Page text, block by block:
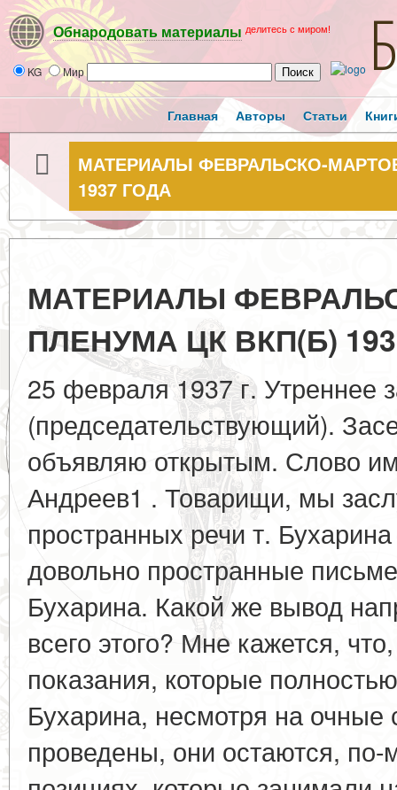
Обнародовать материалы делитесь с миром!
KG Мир
Главная Авторы Статьи
МАТЕРИАЛЫ ФЕВРАЛЬСКО-
1937 ГОДА
МАТЕРИАЛЫ
ПЛЕНУМА ЦК ВКП(Б)
25 февраля 1937 г. Утреннее
(председательствующий).
объявляю открытым. Слово
Андреев1 . Товарищи, мы
пространных речи т.
довольно пространные
Бухарина. Какой же вывод
всего этого? Мне кажется,
показания, которые
Бухарина, несмотря на очные
проведены, они остаются,